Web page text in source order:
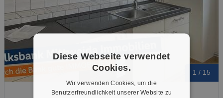
1 / 15
Diese Webseite verwendet
Cookies.
Wir verwenden Cookies, um die
Benutzerfreundlichkeit unserer Website zu